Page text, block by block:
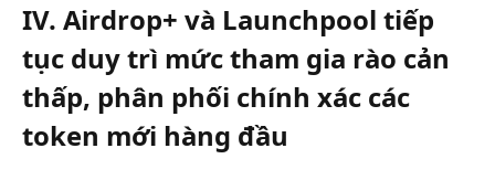
IV. Airdrop+ và Launchpool tiếp
tục duy trì mức tham gia rào cản
thấp, phân phối chính xác các
token mới hàng đầu